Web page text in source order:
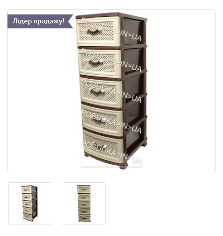
Лідер продажу!